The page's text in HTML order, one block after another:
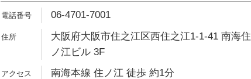
06-4701-7001
大阪府大阪市住之江区西住之江1-1-41 南海住
ノ江ビル 3F
南海本線 住ノ江 徒歩 約1分